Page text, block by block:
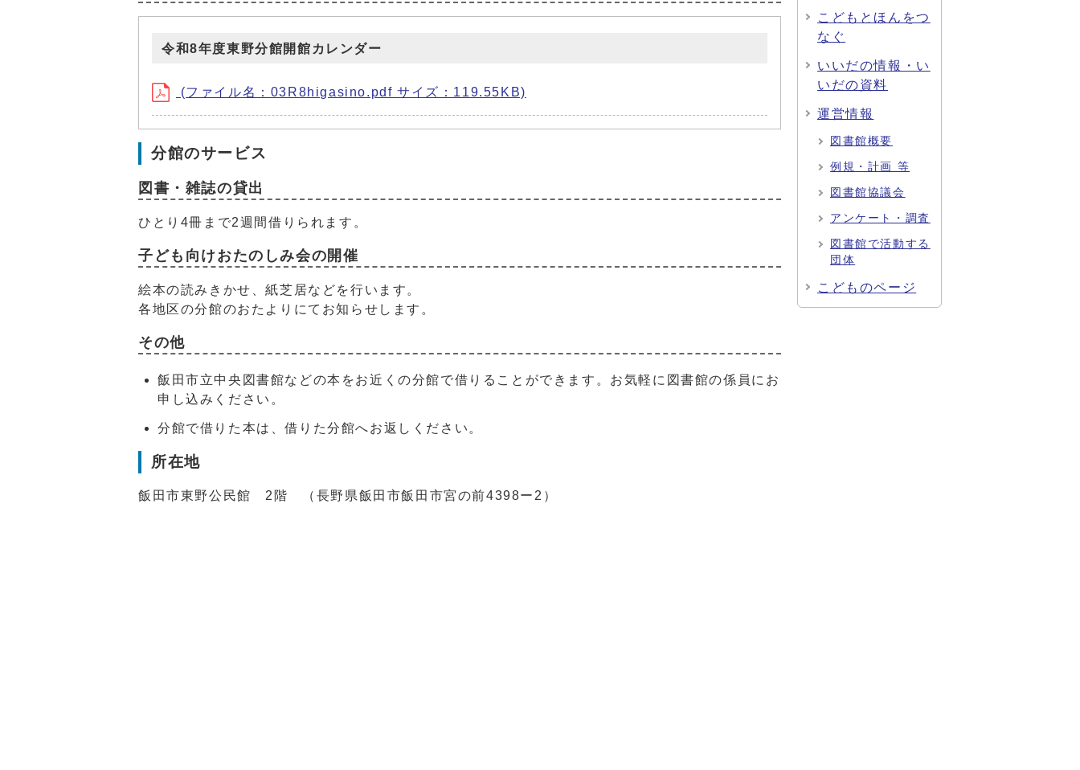
令和8年度東野分館開館カレンダー
(ファイル名：03R8higasino.pdf サイズ：119.55KB)
分館のサービス
図書・雑誌の貸出
ひとり4冊まで2週間借りられます。
子ども向けおたのしみ会の開催
絵本の読みきかせ、紙芝居などを行います。
各地区の分館のおたよりにてお知らせします。
その他
飯田市立中央図書館などの本をお近くの分館で借りることができます。お気軽に図書館の係員にお
申し込みください。
分館で借りた本は、借りた分館へお返しください。
所在地
飯田市東野公民館 2階 （長野県飯田市飯田市宮の前4398ー2）
こどもとほんをつ
なぐ
いいだの情報・い
いだの資料
運営情報
図書館概要
例規・計画 等
図書館協議会
アンケート・調査
図書館で活動する
団体
こどものページ